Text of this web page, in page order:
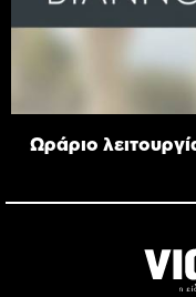
Ωράριο